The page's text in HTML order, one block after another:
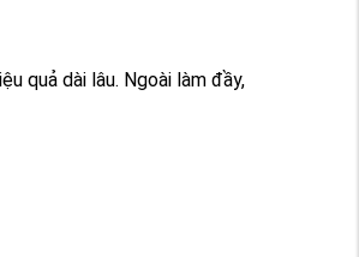
quả dài lâu. Ngoài làm đầy,